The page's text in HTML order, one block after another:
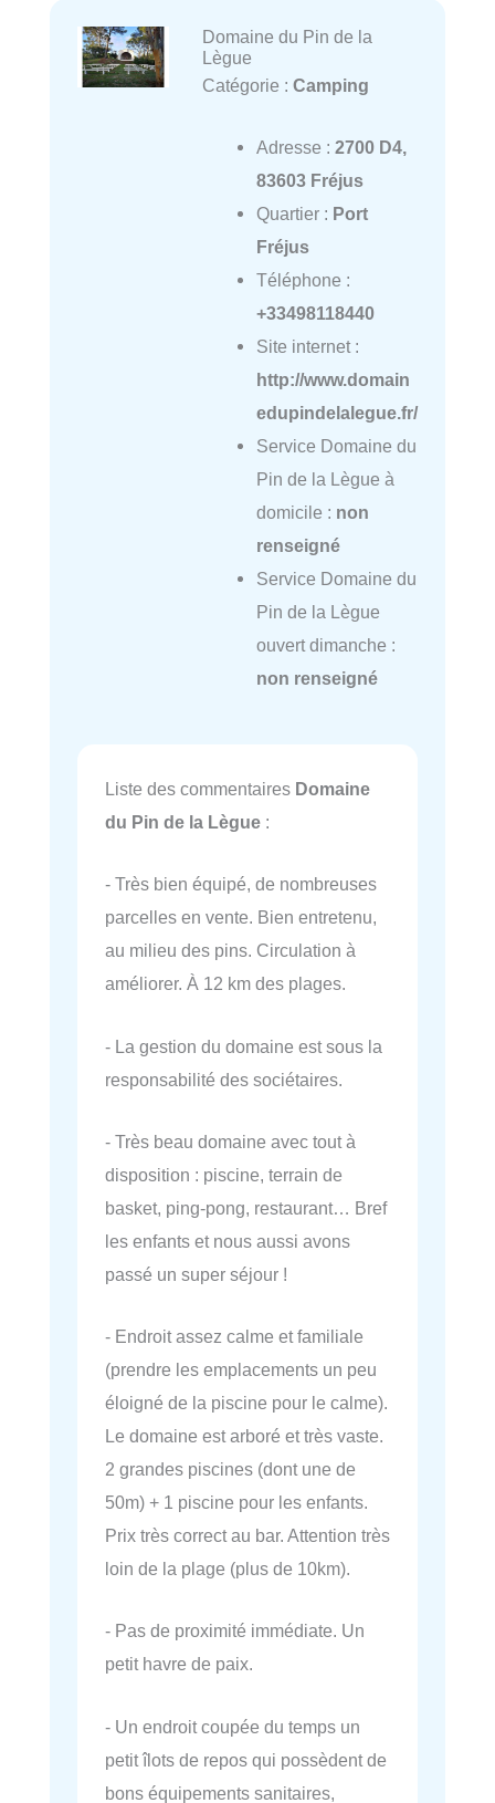
Domaine du Pin de la
Lègue
Catégorie : Camping
Adresse : 2700 D4,
83603 Fréjus
Quartier : Port
Fréjus
Téléphone :
+33498118440
Site internet :
http://www.domain
edupindelalegue.fr/
Service Domaine du
Pin de la Lègue à
domicile : non
renseigné
Service Domaine du
Pin de la Lègue
ouvert dimanche :
non renseigné
Liste des commentaires Domaine
du Pin de la Lègue :
- Très bien équipé, de nombreuses
parcelles en vente. Bien entretenu,
au milieu des pins. Circulation à
améliorer. À 12 km des plages.
- La gestion du domaine est sous la
responsabilité des sociétaires.
- Très beau domaine avec tout à
disposition : piscine, terrain de
basket, ping-pong, restaurant… Bref
les enfants et nous aussi avons
passé un super séjour !
- Endroit assez calme et familiale
(prendre les emplacements un peu
éloigné de la piscine pour le calme).
Le domaine est arboré et très vaste.
2 grandes piscines (dont une de
50m) + 1 piscine pour les enfants.
Prix très correct au bar. Attention très
loin de la plage (plus de 10km).
- Pas de proximité immédiate. Un
petit havre de paix.
- Un endroit coupée du temps un
petit îlots de repos qui possèdent de
bons équipements sanitaires,